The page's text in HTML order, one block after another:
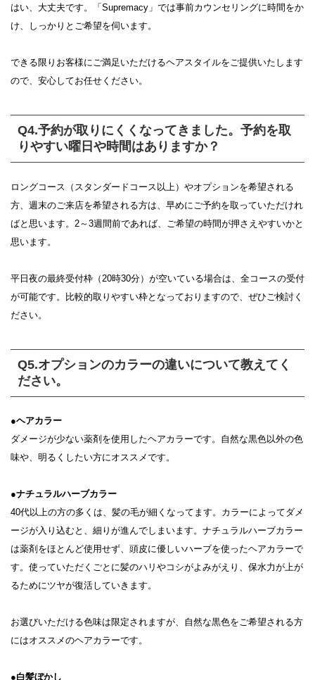
はい、大丈夫です。「Supremacy」では事前カウンセリングに時間をか
け、しっかりとご希望を伺います。
できる限りお客様にご満足いただけるヘアスタイルをご提供いたします
ので、安心してお任せください。
Q4.予約が取りにくくなってきました。予約を取
りやすい曜日や時間はありますか？
ロングコース（スタンダードコース以上）やオプションを希望される
方、週末のご来店を希望される方は、早めにご予約を取っていただけれ
ばと思います。2～3週間前であれば、ご希望の時間が押さえやすいかと
思います。
平日夜の最終受付枠（20時30分）が空いている場合は、全コースの受付
が可能です。比較的取りやすい枠となっておりますので、ぜひご検討く
ださい。
Q5.オプションのカラーの違いについて教えてく
ださい。
●ヘアカラー
ダメージが少ない薬剤を使用したヘアカラーです。自然な黒色以外の色
味や、明るくしたい方にオススメです。
●ナチュラルハーブカラー
40代以上の方の多くは、髪の毛が細くなってます。カラーによってダメ
ージが入り込むと、細りが進んでしまいます。ナチュラルハーブカラー
は薬剤をほとんど使用せず、頭皮に優しいハーブを使ったヘアカラーで
す。使っていただくごとに髪のハリやコシがよみがえり、保水力が上が
るためにツヤが復活していきます。
お選びいただける色味は限定されますが、自然な黒色をご希望される方
にはオススメのヘアカラーです。
●白髪ぼかし